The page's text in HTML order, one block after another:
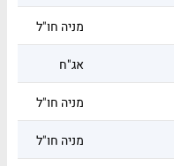
מניה חו"ל
אג"ח
מניה חו"ל
מניה חו"ל